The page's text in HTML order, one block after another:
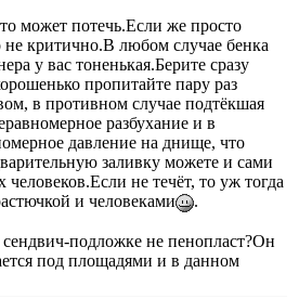
может потечь.Если же просто
критично.В любом случае бенка
у вас тоненькая.Берите сразу
пропитайте пару раз
в противном случае подтёкшая
разбухание и в
давление на днище, что
заливку можете и сами
человеков.Если не течёт, то уж тогда
и человеками
.
подложке не пенопласт?Он
под площадями и в данном